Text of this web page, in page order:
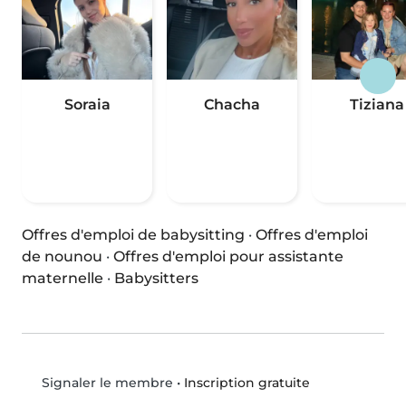
Soraia Chacha Tiziana
Offres d'emploi de babysitting · Offres d'emploi
de nounou · Offres d'emploi pour assistante
maternelle · Babysitters
Signaler le membre • Inscription gratuite